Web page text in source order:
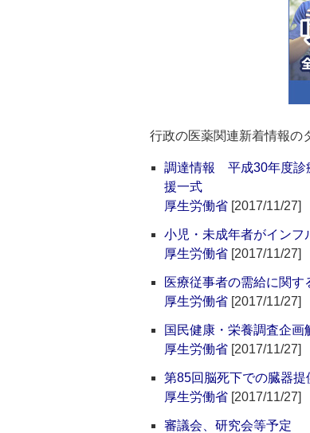
行政の医薬関連新着情報の
調達情報 平成30年度診
援一式
厚生労働省 [2017/11/27]
小児・未成年者がインフ
厚生労働省 [2017/11/27]
医療従事者の需給に関
厚生労働省 [2017/11/27]
国民健康・栄養調査企画
厚生労働省 [2017/11/27]
第85回脳死下での臓器
厚生労働省 [2017/11/27]
審議会、研究会等予定